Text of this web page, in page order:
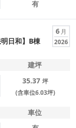
有
日和】B棟
6 月
2026
建坪
35.37 坪
(含車位6.03坪)
車位